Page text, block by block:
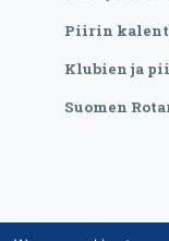
Piirin
Klubien ja
Suomen